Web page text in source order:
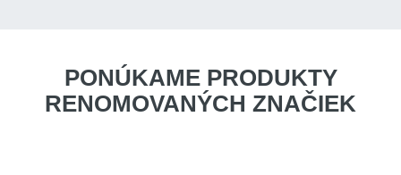
PONÚKAME PRODUKTY
RENOMOVANÝCH ZNAČIEK